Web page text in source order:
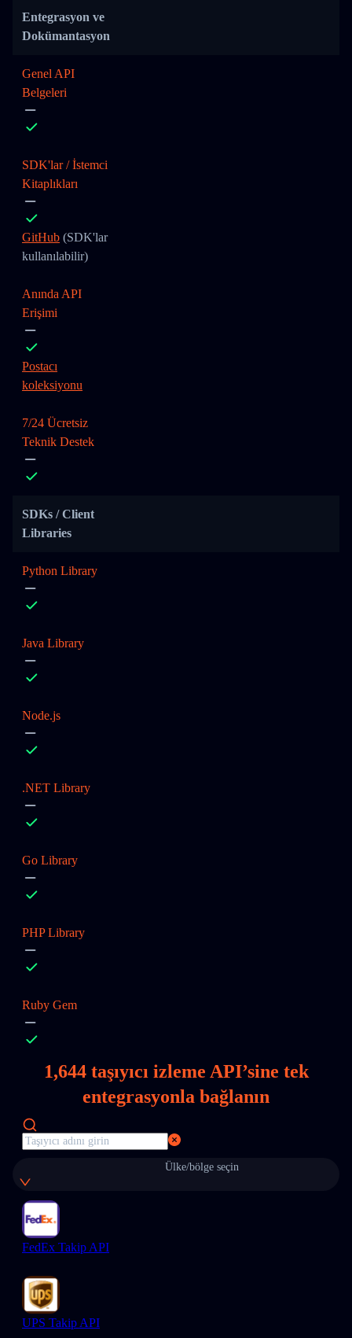
Entegrasyon ve
Dokümantasyon
Genel API
Belgeleri
SDK'lar / İstemci
Kitaplıkları
GitHub (SDK'lar
kullanılabilir)
Anında API
Erişimi
Postacı
koleksiyonu
7/24 Ücretsiz
Teknik Destek
SDKs / Client
Libraries
Python Library
Java Library
Node.js
.NET Library
Go Library
PHP Library
Ruby Gem
1,644taşıyıcı izleme API’sine tek
entegrasyonla bağlanın
Ülke/bölge seçin
FedEx Takip API
UPS Takip API